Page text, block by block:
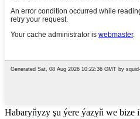
Habaryňyzy şu ýere ýazyň we bize